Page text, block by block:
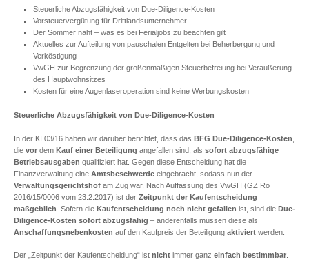
Steuerliche Abzugsfähigkeit von Due-Diligence-Kosten
Vorsteuervergütung für Drittlandsunternehmer
Der Sommer naht – was es bei Ferialjobs zu beachten gilt
Aktuelles zur Aufteilung von pauschalen Entgelten bei Beherbergung und
Verköstigung
VwGH zur Begrenzung der größenmäßigen Steuerbefreiung bei Veräußerung
des Hauptwohnsitzes
Kosten für eine Augenlaseroperation sind keine Werbungskosten
Steuerliche Abzugsfähigkeit von Due-Diligence-Kosten
In der KI 03/16 haben wir darüber berichtet, dass das BFG Due-Diligence-Kosten
die vor dem Kauf einer Beteiligung angefallen sind, als sofort abzugsfähige
Betriebsausgaben qualifiziert hat. Gegen diese Entscheidung hat die
Finanzverwaltung eine Amtsbeschwerde eingebracht, sodass nun der
Verwaltungsgerichtshof am Zug war. Nach Auffassung des VwGH (GZ Ro
2016/15/0006 vom 23.2.2017) ist der Zeitpunkt der Kaufentscheidung
maßgeblich . Sofern die Kaufentscheidung noch nicht gefallen ist, sind die Due-
Diligence-Kosten sofort abzugsfähig – anderenfalls müssen diese als
Anschaffungsnebenkosten auf den Kaufpreis der Beteiligung aktiviert werden.
Der „Zeitpunkt der Kaufentscheidung“ ist nicht immer ganz einfach bestimmbar